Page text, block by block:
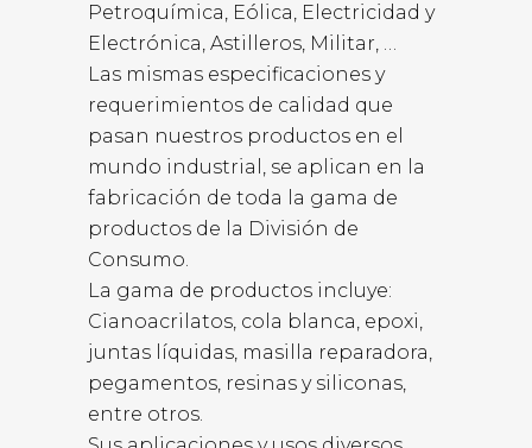
Petroquímica, Eólica, Electricidad y
Electrónica, Astilleros, Militar, …
Las mismas especificaciones y
requerimientos de calidad que
pasan nuestros productos en el
mundo industrial, se aplican en la
fabricación de toda la gama de
productos de la División de
Consumo.
La gama de productos incluye:
Cianoacrilatos, cola blanca, epoxi,
juntas líquidas, masilla reparadora,
pegamentos, resinas y siliconas,
entre otros.